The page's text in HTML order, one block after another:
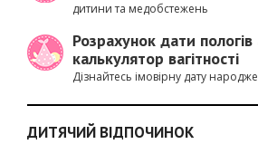
дитини та медобстежень
Розрахунок дати
калькулятор вагітності
Дізнайтесь імовірну дату
ДИТЯЧИЙ ВІДПОЧИНОК